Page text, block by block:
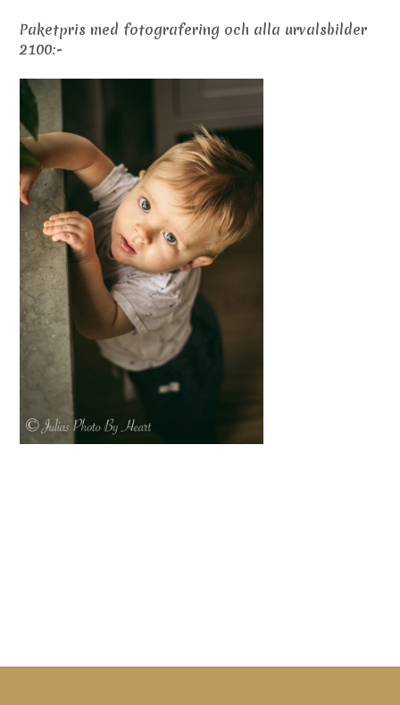
Paketpris med fotografering och alla urvalsbilder
2100:-